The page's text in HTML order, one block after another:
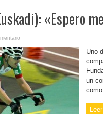
«Espero
Uno
un